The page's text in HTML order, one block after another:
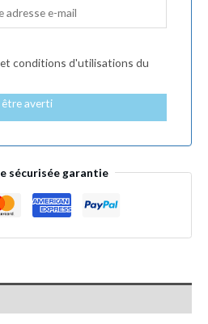
conditions d'utilisations du
être averti
sécurisée garantie